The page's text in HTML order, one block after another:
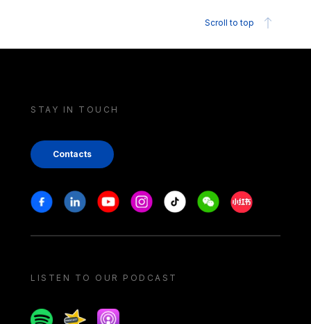
Scroll to top
STAY IN TOUCH
Contacts
Stay in touch
FacebookLinkedinYoutubeInstagram
Tiktok WeechatXiaohongshu/
LISTEN TO OUR PODCAST
SpotifySpreakerApple podcast